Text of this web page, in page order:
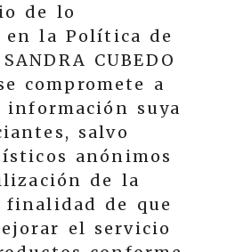
de lo
en la Política de
SANDRA CUBEDO
compromete a
suya
salvo
anónimos
de la
finalidad de que
el servicio